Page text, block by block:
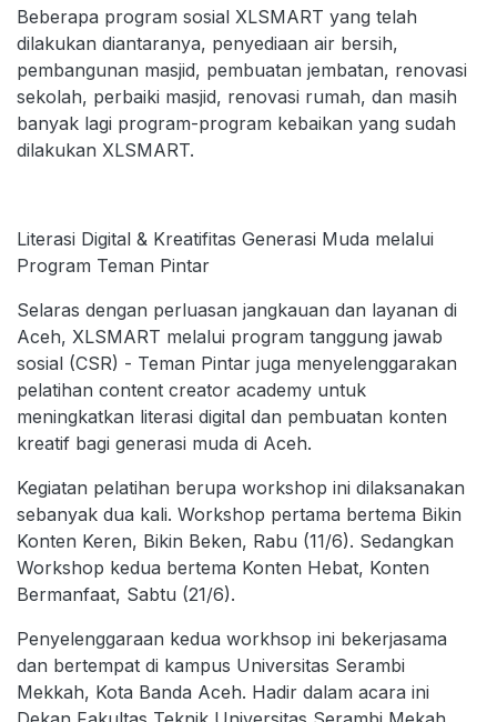
Beberapa program sosial XLSMART yang telah
dilakukan diantaranya, penyediaan air bersih,
pembangunan masjid, pembuatan jembatan, renovasi
sekolah, perbaiki masjid, renovasi rumah, dan masih
banyak lagi program-program kebaikan yang sudah
dilakukan XLSMART.
Literasi Digital & Kreatifitas Generasi Muda melalui
Program Teman Pintar
Selaras dengan perluasan jangkauan dan layanan di
Aceh, XLSMART melalui program tanggung jawab
sosial (CSR) - Teman Pintar juga menyelenggarakan
pelatihan content creator academy untuk
meningkatkan literasi digital dan pembuatan konten
kreatif bagi generasi muda di Aceh.
Kegiatan pelatihan berupa workshop ini dilaksanakan
sebanyak dua kali. Workshop pertama bertema Bikin
Konten Keren, Bikin Beken, Rabu (11/6). Sedangkan
Workshop kedua bertema Konten Hebat, Konten
Bermanfaat, Sabtu (21/6).
Penyelenggaraan kedua workhsop ini bekerjasama
dan bertempat di kampus Universitas Serambi
Mekkah, Kota Banda Aceh. Hadir dalam acara ini